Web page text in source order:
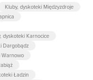
Kluby, dyskoteki Międzyzdroje
dyskoteki Karnocice
Dargobądz
Warnowo
Ładzin